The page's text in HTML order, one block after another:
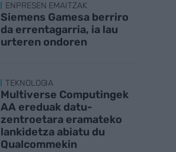
ENPRESEN EMAITZAK
Siemens Gamesa berriro
da errentagarria, ia lau
urteren ondoren
TEKNOLOGIA
Multiverse Computingek
AA ereduak datu-
zentroetara eramateko
lankidetza abiatu du
Qualcommekin